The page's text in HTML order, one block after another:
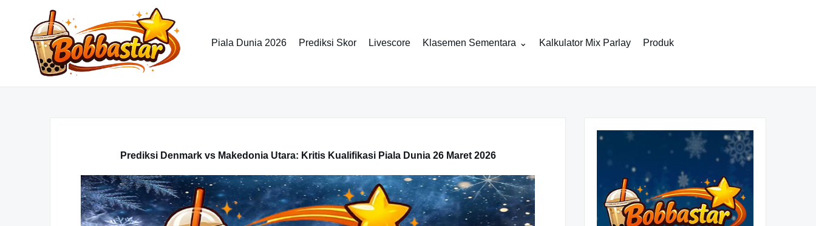
content
Piala Dunia 2026 Prediksi Skor Livescore Klasemen Sementara Kalkulator Mix Parlay Produk
Prediksi Denmark vs Makedonia Utara: Kritis Kualifikasi Piala Dunia 26 Maret 2026